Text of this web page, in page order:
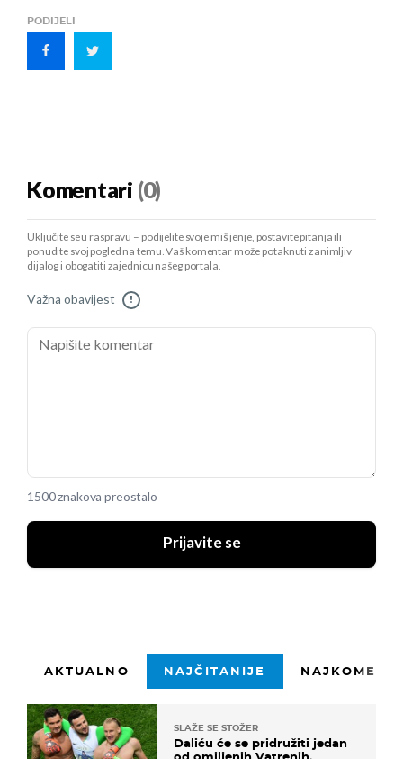
PODIJELI
Komentari (0)
Uključite se u raspravu – podijelite svoje mišljenje, postavite pitanja ili
ponudite svoj pogled na temu. Vaš komentar može potaknuti zanimljiv
dijalog i obogatiti zajednicu našeg portala.
Važna obavijest !
1500 znakova preostalo
Prijavite se
AKTUALNO NAJČITANIJE
SLAŽE SE STOŽER
Daliću će se pridružiti jedan